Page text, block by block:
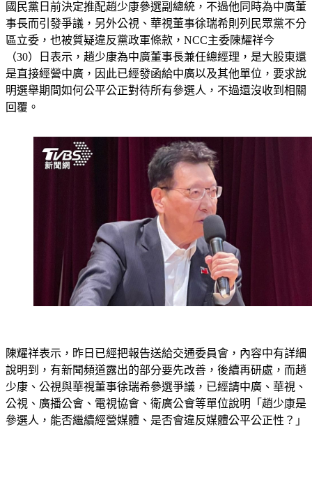
國民黨日前決定推配趙少康參選副總統，不過他同時為中廣董
事長而引發爭議，另外公視、華視董事徐瑞希則列民眾黨不分
區立委，也被質疑違反黨政軍條款，NCC主委陳耀祥今
（30）日表示，趙少康為中廣董事長兼任總經理，是大股東還
是直接經營中廣，因此已經發函給中廣以及其他單位，要求說
明選舉期間如何公平公正對待所有參選人，不過還沒收到相關
回覆。
陳耀祥表示，昨日已經把報告送給交通委員會，內容中有詳細
說明到，有新聞頻道露出的部分要先改善，後續再研處，而趙
少康、公視與華視董事徐瑞希參選爭議，已經請中廣、華視、
公視、廣播公會、電視協會、衛廣公會等單位說明「趙少康是
參選人，能否繼續經營媒體、是否會違反媒體公平公正性？」